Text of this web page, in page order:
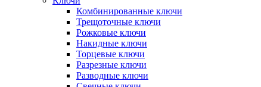
Комбинированные ключи
Трещоточные ключи
Рожковые ключи
Накидные ключи
Торцевые ключи
Разрезные ключи
Разводные ключи